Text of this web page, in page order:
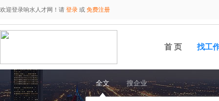
欢迎登录响水人才网！请 登录 或 免费注册
首 页 找工
全文 搜企业